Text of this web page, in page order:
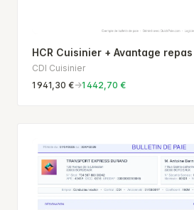
HCR Cuisinier + Avantage repas
CDI Cuisinier
1 941,30 €→1 442,70 €